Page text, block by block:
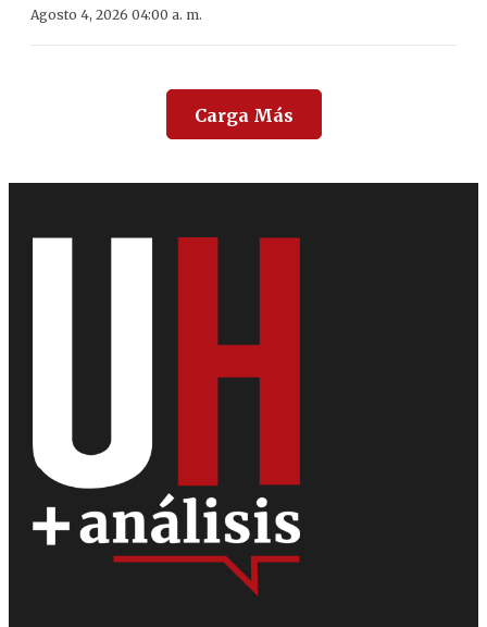
Agosto 4, 2026 04:00 a. m.
Carga Más